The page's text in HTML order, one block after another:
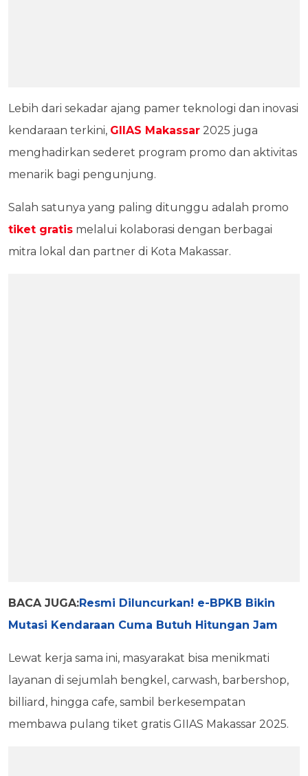
Lebih dari sekadar ajang pamer teknologi dan inovasi
kendaraan terkini, GIIAS Makassar 2025 juga
menghadirkan sederet program promo dan aktivitas
menarik bagi pengunjung.
Salah satunya yang paling ditunggu adalah promo
tiket gratis melalui kolaborasi dengan berbagai
mitra lokal dan partner di Kota Makassar.
BACA JUGA:Resmi Diluncurkan! e-BPKB Bikin
Mutasi Kendaraan Cuma Butuh Hitungan Jam
Lewat kerja sama ini, masyarakat bisa menikmati
layanan di sejumlah bengkel, carwash, barbershop,
billiard, hingga cafe, sambil berkesempatan
membawa pulang tiket gratis GIIAS Makassar 2025.